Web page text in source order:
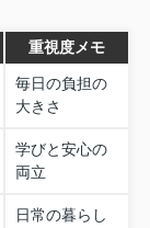
重視度メモ
毎日の負担の
大きさ
学びと安心の
両立
日常の暮らし